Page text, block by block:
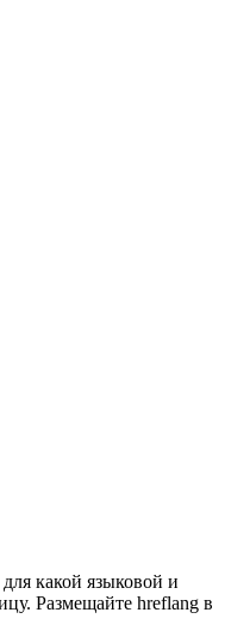
какой языковой и
Размещайте hreflang в